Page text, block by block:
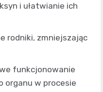
i ułatwianie ich
rodniki, zmniejszając
funkcjonowanie
organu w procesie